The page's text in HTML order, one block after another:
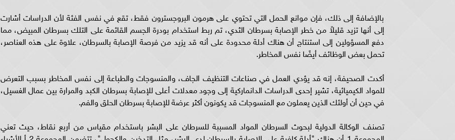
بالإضافة إلى ذلك، فإن موانع الحمل التي تحتوي على هرمون البروجسترون فقط، تقع في نفس الفئة لأن الدراسات أشارت
إلى أنها تزيد قليلاً من خطر الإصابة بسرطان الثدي، تم ربط استخدام بودرة الجسم القائمة على التلك بسرطان المبيض، مما
دفع المسؤولين إلى استنتاج أن هناك أدلة محدودة على أنه قد يزيد من فرصة الإصابة بالسرطان، علاوة على هذه العناصر،
تحمل بعض الوظائف أيضًا نفس المخاطر.
أكدت الصحيفة، إنه قد يؤدي العمل في صناعات التنظيف الجاف، والمنسوجات والطباعة إلى نفس المخاطر بسبب التعرض
للمواد الكيميائية، تشير إحدى الدراسات الدانماركية إلى وجود معدلات أعلى للإصابة بسرطان الكبد والمرارة بين عمال الغسيل،
في حين أن أولئك الذين يعملون مع المنسوجات قد يكونون أكثر عرضة للإصابة بسرطان الحلق والفم.
تصنف الوكالة الدولية لبحوث السرطان المواد المسببة للسرطان على البشر باستخدام مقياس من أربع نقاط، حيث تعني